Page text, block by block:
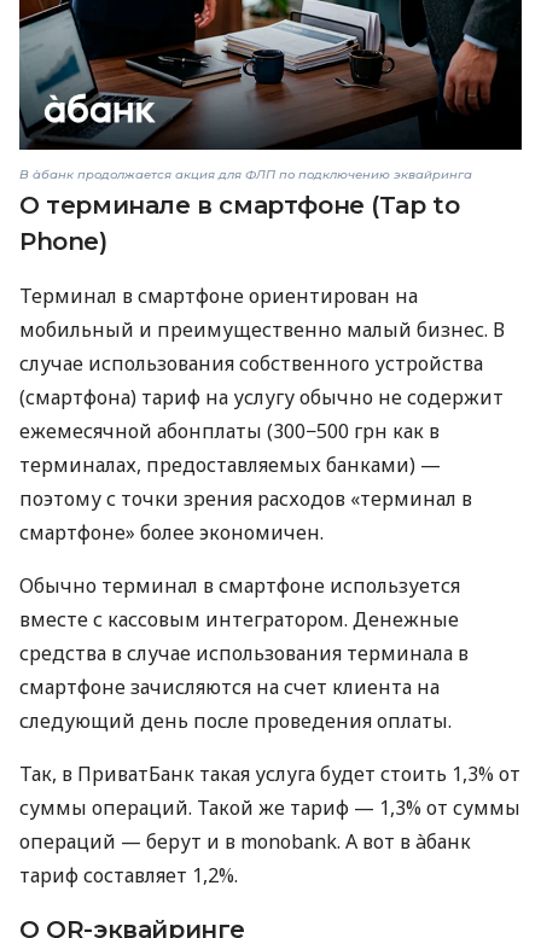
В àбанк продолжается акция для ФЛП по подключению эквайринга
О терминале в смартфоне (Tap to
Phone)
Терминал в смартфоне ориентирован на
мобильный и преимущественно малый бизнес. В
случае использования собственного устройства
(смартфона) тариф на услугу обычно не содержит
ежемесячной абонплаты (300−500 грн как в
терминалах, предоставляемых банками) —
поэтому с точки зрения расходов «терминал в
смартфоне» более экономичен.
Обычно терминал в смартфоне используется
вместе с кассовым интегратором. Денежные
средства в случае использования терминала в
смартфоне зачисляются на счет клиента на
следующий день после проведения оплаты.
Так, в ПриватБанк такая услуга будет стоить 1,3% от
суммы операций. Такой же тариф — 1,3% от суммы
операций — берут и в monobank. А вот в àбанк
тариф составляет 1,2%.
О QR-эквайринге